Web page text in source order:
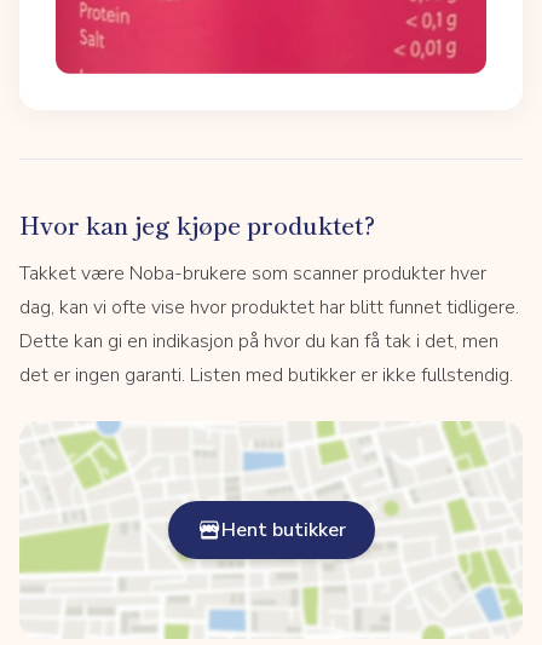
Hvor kan jeg kjøpe produktet?
Takket være Noba-brukere som scanner produkter hver
dag, kan vi ofte vise hvor produktet har blitt funnet tidligere.
Dette kan gi en indikasjon på hvor du kan få tak i det, men
det er ingen garanti. Listen med butikker er ikke fullstendig.
Hent butikker